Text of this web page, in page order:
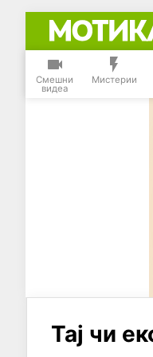
Смешни
видеа
Мистерии
Тај чи